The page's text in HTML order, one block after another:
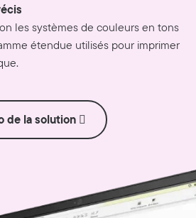
les systèmes de couleurs en tons
étendue utilisés pour imprimer
de la solution